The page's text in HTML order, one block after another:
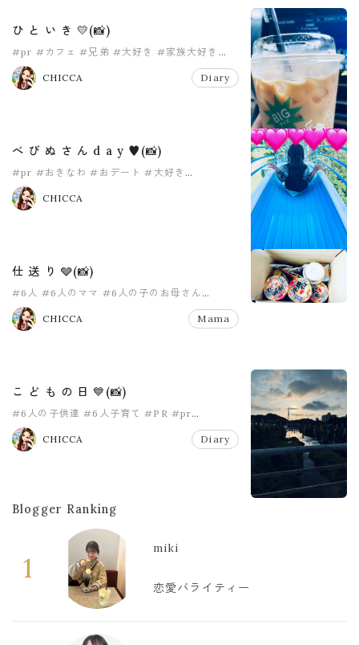
ひ と い き 💛(📸)
#pr #カフェ #兄弟 #大好き #家族大好き
#沖縄
CHICCA
Diary
べ び ぬ さ ん d a y ♥️(📸)
#pr #おきなわ #おデート #大好き
#女の子ママ
CHICCA
仕 送 り 🩶(📸)
#6人 #6人のママ #6人の子のお母さん
#8人家族
CHICCA
Mama
こ ど も の 日 💙(📸)
#6人の子供達 #6人子育て #PR #pr
#こどもの日
CHICCA
Diary
Blogger Ranking
1
miki
恋愛バライティー